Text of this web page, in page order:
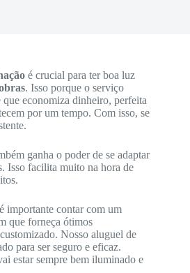
é crucial para ter boa luz
. Isso porque o serviço
economiza dinheiro, perfeita
por um tempo. Com isso, se
ganha o poder de se adaptar
Isso facilita muito na hora de
importante contar com um
que forneça ótimos
Nosso aluguel de
para ser seguro e eficaz.
estar sempre bem iluminado e